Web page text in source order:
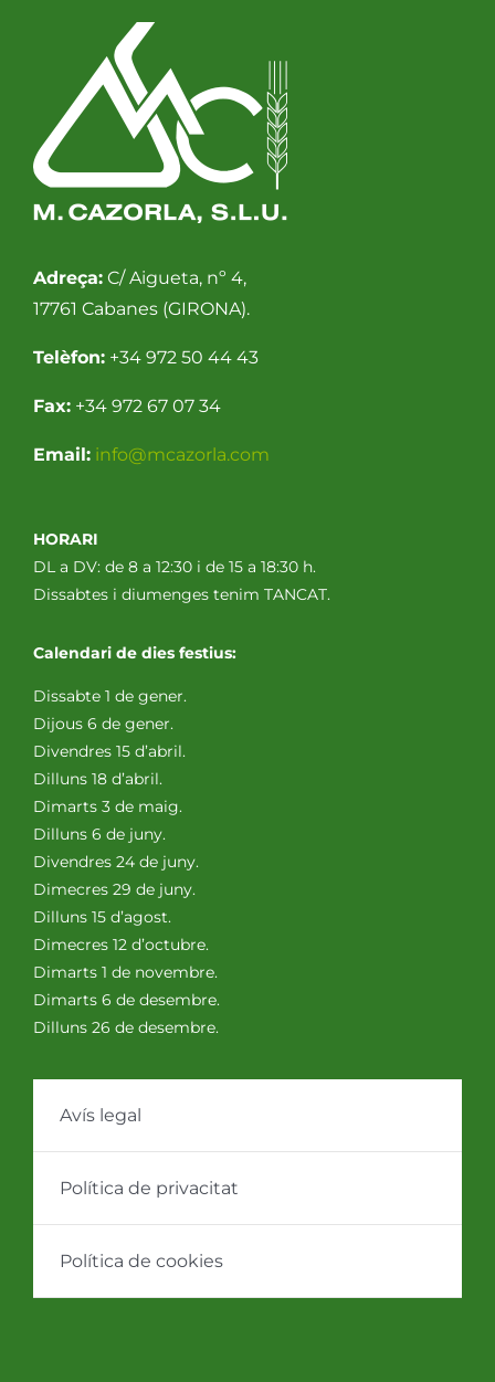
Adreça:C/ Aigueta, nº 4,
17761 Cabanes (GIRONA).
Telèfon:+34 972 50 44 43
Fax:+34 972 67 07 34
Email: info@mcazorla.com
HORARI
DL a DV: de 8 a 12:30 i de 15 a 18:30 h.
Dissabtes i diumenges tenim TANCAT.
Calendari de dies festius:
Dissabte 1 de gener.
Dijous 6 de gener.
Divendres 15 d’abril.
Dilluns 18 d’abril.
Dimarts 3 de maig.
Dilluns 6 de juny.
Divendres 24 de juny.
Dimecres 29 de juny.
Dilluns 15 d’agost.
Dimecres 12 d’octubre.
Dimarts 1 de novembre.
Dimarts 6 de desembre.
Dilluns 26 de desembre.
Avís legal
Política de privacitat
Política de cookies